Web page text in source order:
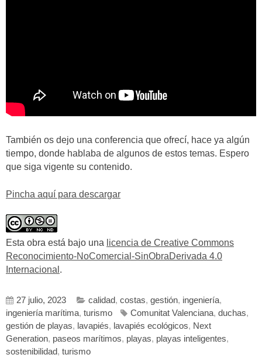
También os dejo una conferencia que ofrecí, hace ya algún
tiempo, donde hablaba de algunos de estos temas. Espero
que siga vigente su contenido.
Pincha aquí para descargar
Esta obra está bajo una licencia de Creative Commons
Reconocimiento-NoComercial-SinObraDerivada 4.0
Internacional .
27 julio, 2023 calidad, costas, gestión, ingeniería,
ingeniería marítima, turismo Comunitat Valenciana, duchas,
gestión de playas, lavapiés, lavapiés ecológicos, Next
Generation, paseos marítimos, playas, playas inteligentes,
sostenibilidad, turismo